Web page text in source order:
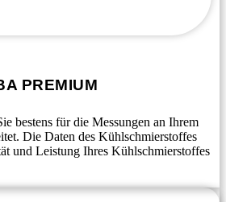
PREMIUM
bestens für die Messungen an Ihrem
Die Daten des Kühlschmierstoffes
und Leistung Ihres Kühlschmierstoffes